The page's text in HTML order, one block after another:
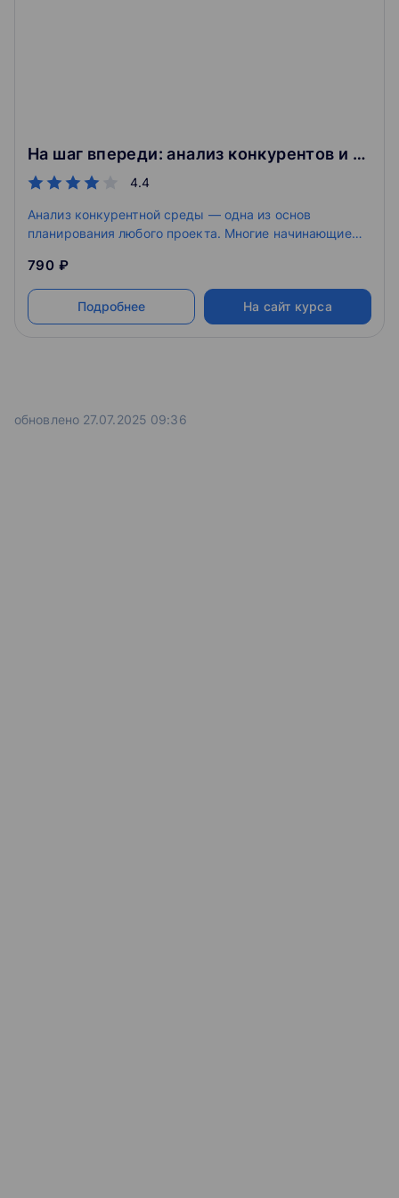
На шаг впереди: анализ конкурентов и мониторинг сайтов
4.4
Анализ конкурентной среды — одна из основ
планирования любого проекта. Многие начинающие
анализ — одни пренебрегают им, другие просто не
знают, как провести его верным способом.
790 ₽
Подробнее На сайт курса
обновлено 27.07.2025 09:36